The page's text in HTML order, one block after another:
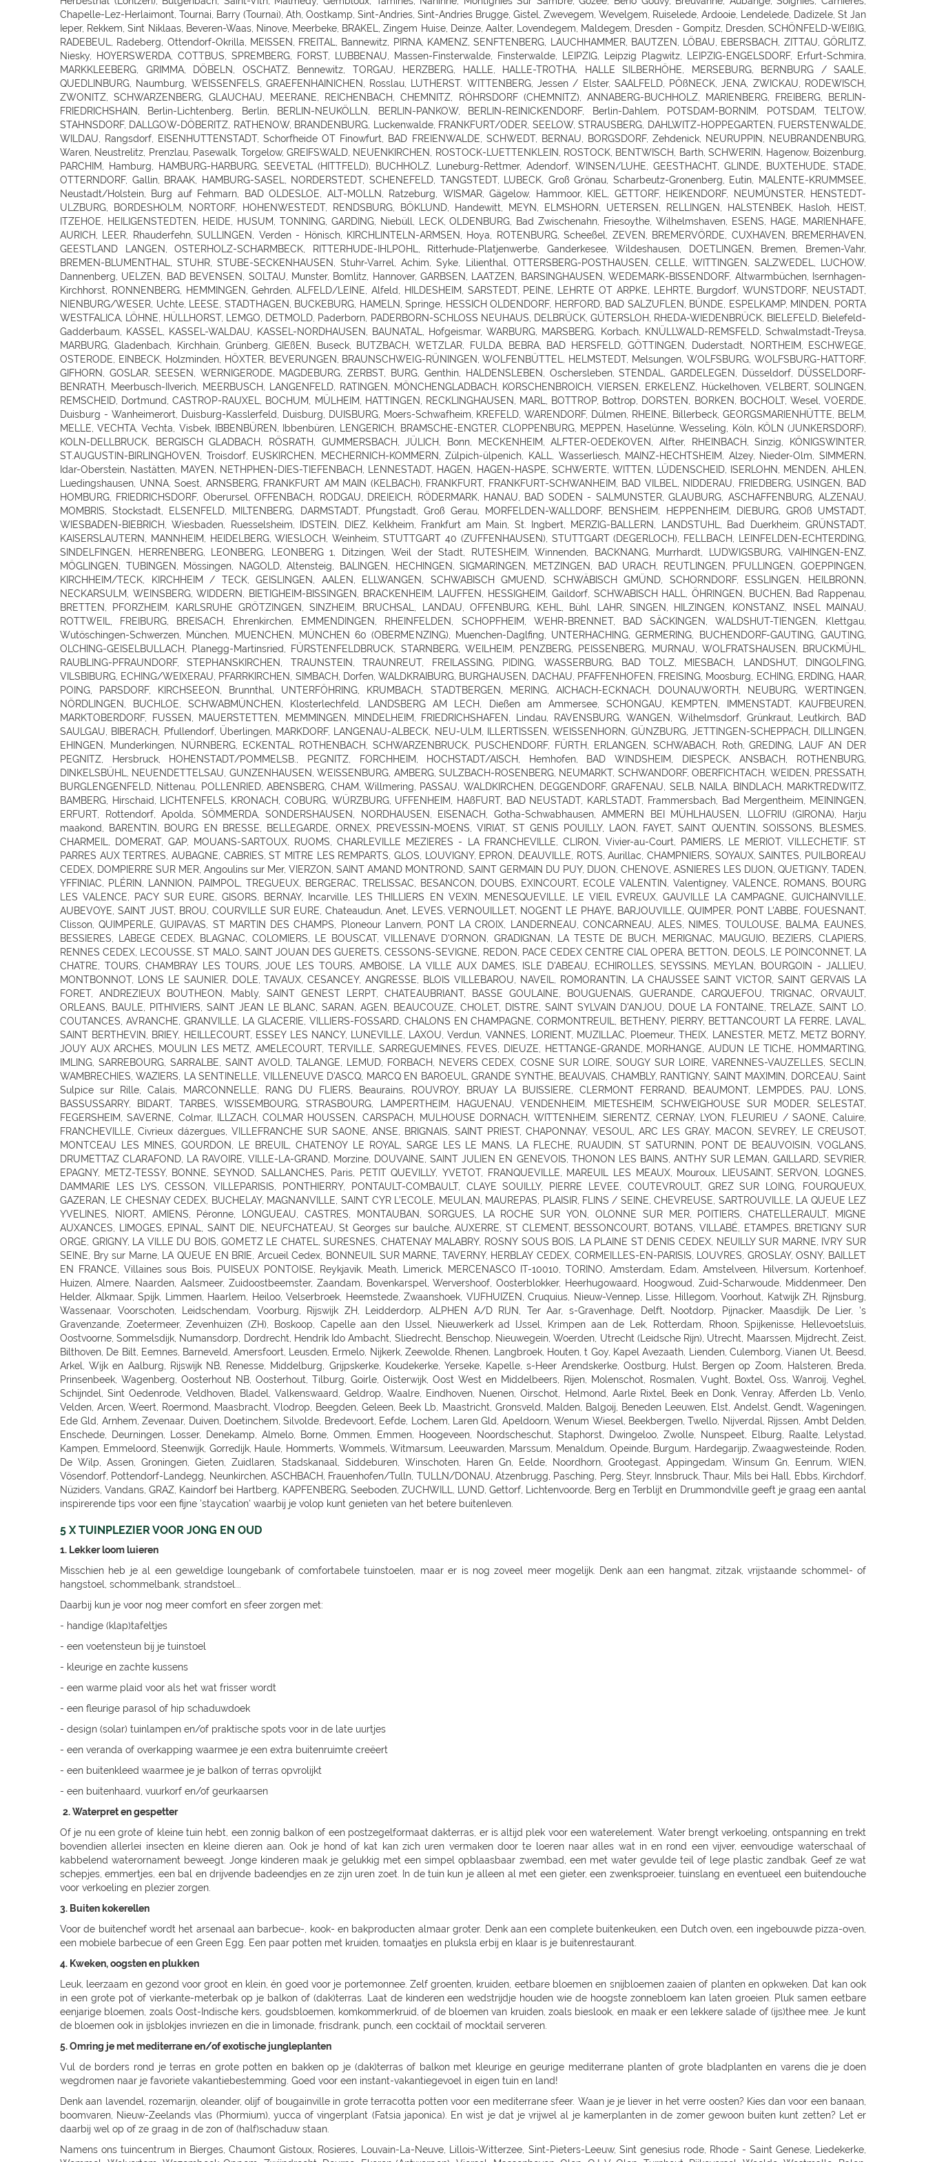
5 X TUINPLEZIER VOOR JONG EN OUD
1. Lekker loom luieren
Misschien heb je al een geweldige loungebank of comfortabele tuinstoelen, maar er is nog zoveel meer mogelijk. Denk aan een hangmat, zitzak, vrijstaande schommel- of
hangstoel, schommelbank, strandstoel...
Daarbij kun je voor nog meer comfort en sfeer zorgen met:
- handige (klap)tafeltjes
- een voetensteun bij je tuinstoel
- kleurige en zachte kussens
- een warme plaid voor als het wat frisser wordt
- een fleurige parasol of hip schaduwdoek
- design (solar) tuinlampen en/of praktische spots voor in de late uurtjes
- een veranda of overkapping waarmee je een extra buitenruimte creëert
- een buitenkleed waarmee je je balkon of terras opvrolijkt
- een buitenhaard, vuurkorf en/of geurkaarsen
2. Waterpret en gespetter
Of je nu een grote of kleine tuin hebt, een zonnig balkon of een postzegelformaat dakterras, er is altijd plek voor een waterelement. Water brengt verkoeling, ontspanning en trekt
bovendien allerlei insecten en kleine dieren aan. Ook je hond of kat kan zich uren vermaken door te loeren naar alles wat in en rond een vijver, eenvoudige waterschaal of
kabbelend waterornament beweegt. Jonge kinderen maak je gelukkig met een simpel opblaasbaar zwembad, een met water gevulde teil of lege plastic zandbak. Geef ze wat
schepjes, emmertjes, een bal en drijvende badeendjes en ze zijn uren zoet. In de tuin kun je alleen al met een gieter, een zwenksproeier, tuinslang en eventueel een buitendouche
voor verkoeling en plezier zorgen.
3. Buiten kokerellen
Voor de buitenchef wordt het arsenaal aan barbecue-, kook- en bakproducten almaar groter. Denk aan een complete buitenkeuken, een Dutch oven, een ingebouwde pizza-oven,
een mobiele barbecue of een Green Egg. Een paar potten met kruiden, tomaatjes en pluksla erbij en klaar is je buitenrestaurant.
4. Kweken, oogsten en plukken
Leuk, leerzaam en gezond voor groot en klein, én goed voor je portemonnee. Zelf groenten, kruiden, eetbare bloemen en snijbloemen zaaien of planten en opkweken. Dat kan ook
in een grote pot of vierkante-meterbak op je balkon of (dak)terras. Laat de kinderen een wedstrijdje houden wie de hoogste zonnebloem kan laten groeien. Pluk samen eetbare
eenjarige bloemen, zoals Oost-Indische kers, goudsbloemen, komkommerkruid, of de bloemen van kruiden, zoals bieslook, en maak er een lekkere salade of (ijs)thee mee. Je kunt
de bloemen ook in ijsblokjes invriezen en die in limonade, frisdrank, punch, een cocktail of mocktail serveren.
5. Omring je met mediterrane en/of exotische jungleplanten
Vul de borders rond je terras en grote potten en bakken op je (dak)terras of balkon met kleurige en geurige mediterrane planten of grote bladplanten en varens die je doen
wegdromen naar je favoriete vakantiebestemming. Goed voor een instant-vakantiegevoel in eigen tuin en land!
Denk aan lavendel, rozemarijn, oleander, olijf of bougainville in grote terracotta potten voor een mediterrane sfeer. Waan je je liever in het verre oosten? Kies dan voor een banaan,
boomvaren, Nieuw-Zeelands vlas (Phormium), yucca of vingerplant (Fatsia japonica). En wist je dat je vrijwel al je kamerplanten in de zomer gewoon buiten kunt zetten? Let er
daarbij wel op of ze graag in de zon of (half)schaduw staan.
Namens ons tuincentrum in Bierges, Chaumont Gistoux, Rosieres, Louvain-La-Neuve, Lillois-Witterzee, Sint-Pieters-Leeuw, Sint genesius rode, Rhode - Saint Genese, Liedekerke, Wemmel, Wolvertem, Wezembeek-Oppem, Zwijndrecht, Deurne, Ekeren (Antwerpen), Viersel, Massenhoven, Olen, O.L.V. Olen, Turnhout, Rijkevorsel, Weelde, Westmalle, Balen, Kontich, Kessel, Sint Katelijne Waver, Essen, Stabroek, Wuustwezel, Sint-Joris-Weert, Aarschot, Landen, Zoutleeuw, Zonhoven, Alken, Maaseik, Zutendaal, Tongeren, Sint-Truiden, Nieuwerkerken (Limb), Neerpelt, Lommel, Hamont-Achel, Hamont, Ham, Bree, Waremme, Saint-Georges-Sur-Meuse, Dalhem, Herbesthal (Lontzen), Butgenbach, Saint-Vith, Malmedy, Gembloux, Tamines, Naninne, Montignies Sur Sambre, Gozee, Beho Gouvy, Breuvanne, Aubange, Soignies, Carnieres, Chapelle-Lez-Herlaimont, Tournai, Barry (Tournai), Ath, Oostkamp, Sint-Andries, Sint-Andries Brugge, Gistel, Zwevegem, Wevelgem, Ruiselede, Ardooie, Lendelede, Dadizele, St Jan Ieper, Rekkem, Sint Niklaas, Beveren-Waas, Ninove, Meerbeke, BRAKEL, Zingem Huise, Deinze, Aalter, Lovendegem, Maldegem, Dresden - Gompitz, Dresden, SCHÖNFELD-WEIßIG, RADEBEUL, Radeberg, Ottendorf-Okrilla, MEISSEN, FREITAL, Bannewitz, PIRNA, KAMENZ, SENFTENBERG, LAUCHHAMMER, BAUTZEN, LÖBAU, EBERSBACH, ZITTAU, GÖRLITZ, Niesky, HOYERSWERDA, COTTBUS, SPREMBERG, FORST, LUBBENAU, Massen-Finsterwalde, Finsterwalde, LEIPZIG, Leipzig Plagwitz, LEIPZIG-ENGELSDORF, Erfurt-Schmira, MARKKLEEBERG, GRIMMA, DÖBELN, OSCHATZ, Bennewitz, TORGAU, HERZBERG, HALLE, HALLE-TROTHA, HALLE SILBERHÖHE, MERSEBURG, BERNBURG / SAALE, QUEDLINBURG, Naumburg, WEISSENFELS, GRAEFENHAINICHEN, Rosslau, LUTHERST. WITTENBERG, Jessen / Elster, SAALFELD, PÖßNECK, JENA, ZWICKAU, RODEWISCH, ZWONITZ, SCHWARZENBERG, GLAUCHAU, MEERANE, REICHENBACH, CHEMNITZ, RÖHRSDORF (CHEMNITZ), ANNABERG-BUCHHOLZ, MARIENBERG, FREIBERG, BERLIN-FRIEDRICHSHAIN, Berlin-Lichtenberg, Berlin, BERLIN-NEUKÖLLN, BERLIN-PANKOW, BERLIN-REINICKENDORF, Berlin-Dahlem, POTSDAM-BORNIM, POTSDAM, TELTOW, STAHNSDORF, DALLGOW-DÖBERITZ, RATHENOW, BRANDENBURG, Luckenwalde, FRANKFURT/ODER, SEELOW, STRAUSBERG, DAHLWITZ-HOPPEGARTEN, FUERSTENWALDE, WILDAU, Rangsdorf, EISENHUTTENSTADT, Schorfheide OT Finowfurt, BAD FREIENWALDE, SCHWEDT, BERNAU, BORGSDORF, Zehdenick, NEURUPPIN, NEUBRANDENBURG, Waren, Neustrelitz, Prenzlau, Pasewalk, Torgelow, GREIFSWALD, NEUENKIRCHEN, ROSTOCK-LUETTENKLEIN, ROSTOCK, BENTWISCH, Barth, SCHWERIN, Hagenow, Boizenburg, PARCHIM, Hamburg, HAMBURG-HARBURG, SEEVETAL (HITTFELD), BUCHHOLZ, Luneburg-Rettmer, Adendorf, WINSEN/LUHE, GEESTHACHT, GLINDE, BUXTEHUDE, STADE, OTTERNDORF, Gallin, BRAAK, HAMBURG-SASEL, NORDERSTEDT, SCHENEFELD, TANGSTEDT, LUBECK, Groß Grönau, Scharbeutz-Gronenberg, Eutin, MALENTE-KRUMMSEE, Neustadt/Holstein, Burg auf Fehmarn, BAD OLDESLOE, ALT-MOLLN, Ratzeburg, WISMAR, Gägelow, Hammoor, KIEL, GETTORF, HEIKENDORF, NEUMÜNSTER, HENSTEDT-ULZBURG, BORDESHOLM, NORTORF, HOHENWESTEDT, RENDSBURG, BÖKLUND, Handewitt, MEYN, ELMSHORN, UETERSEN, RELLINGEN, HALSTENBEK, Hasloh, HEIST, ITZEHOE, HEILIGENSTEDTEN, HEIDE, HUSUM, TONNING, GARDING, Niebüll, LECK, OLDENBURG, Bad Zwischenahn, Friesoythe, Wilhelmshaven, ESENS, HAGE, MARIENHAFE, AURICH, LEER, Rhauderfehn, SULLINGEN, Verden - Hönisch, KIRCHLINTELN-ARMSEN, Hoya, ROTENBURG, Scheeßel, ZEVEN, BREMERVÖRDE, CUXHAVEN, BREMERHAVEN, GEESTLAND LANGEN, OSTERHOLZ-SCHARMBECK, RITTERHUDE-IHLPOHL, Ritterhude-Platjenwerbe, Ganderkesee, Wildeshausen, DOETLINGEN, Bremen, Bremen-Vahr, BREMEN-BLUMENTHAL, STUHR, STUBE-SECKENHAUSEN, Stuhr-Varrel, Achim, Syke, Lilienthal, OTTERSBERG-POSTHAUSEN, CELLE, WITTINGEN, SALZWEDEL, LUCHOW, Dannenberg, UELZEN, BAD BEVENSEN, SOLTAU, Munster, Bomlitz, Hannover, GARBSEN, LAATZEN, BARSINGHAUSEN, WEDEMARK-BISSENDORF, Altwarmbüchen, Isernhagen-Kirchhorst, RONNENBERG, HEMMINGEN, Gehrden, ALFELD/LEINE, Alfeld, HILDESHEIM, SARSTEDT, PEINE, LEHRTE OT ARPKE, LEHRTE, Burgdorf, WUNSTDORF, NEUSTADT, NIENBURG/WESER, Uchte, LEESE, STADTHAGEN, BUCKEBURG, HAMELN, Springe, HESSICH OLDENDORF, HERFORD, BAD SALZUFLEN, BÜNDE, ESPELKAMP, MINDEN, PORTA WESTFALICA, LÖHNE, HÜLLHORST, LEMGO, DETMOLD, Paderborn, PADERBORN-SCHLOSS NEUHAUS, DELBRÜCK, GÜTERSLOH, RHEDA-WIEDENBRÜCK, BIELEFELD, Bielefeld-Gadderbaum, KASSEL, KASSEL-WALDAU, KASSEL-NORDHAUSEN, BAUNATAL, Hofgeismar, WARBURG, MARSBERG, Korbach, KNÜLLWALD-REMSFELD, Schwalmstadt-Treysa, MARBURG, Gladenbach, Kirchhain, Grünberg, GIEßEN, Buseck, BUTZBACH, WETZLAR, FULDA, BEBRA, BAD HERSFELD, GÖTTINGEN, Duderstadt, NORTHEIM, ESCHWEGE, OSTERODE, EINBECK, Holzminden, HÖXTER, BEVERUNGEN, BRAUNSCHWEIG-RÜNINGEN, WOLFENBÜTTEL, HELMSTEDT, Melsungen, WOLFSBURG, WOLFSBURG-HATTORF, GIFHORN, GOSLAR, SEESEN, WERNIGERODE, MAGDEBURG, ZERBST, BURG, Genthin, HALDENSLEBEN, Oschersleben, STENDAL, GARDELEGEN, Düsseldorf, DÜSSELDORF-BENRATH, Meerbusch-IIverich, MEERBUSCH, LANGENFELD, RATINGEN, MÖNCHENGLADBACH, KORSCHENBROICH, VIERSEN, ERKELENZ, Hückelhoven, VELBERT, SOLINGEN, REMSCHEID, Dortmund, CASTROP-RAUXEL, BOCHUM, MÜLHEIM, HATTINGEN, RECKLINGHAUSEN, MARL, BOTTROP, Bottrop, DORSTEN, BORKEN, BOCHOLT, Wesel, VOERDE, Duisburg - Wanheimerort, Duisburg-Kasslerfeld, Duisburg, DUISBURG, Moers-Schwafheim, KREFELD, WARENDORF, Dülmen, RHEINE, Billerbeck, GEORGSMARIENHÜTTE, BELM, MELLE, VECHTA, Vechta, Visbek, IBBENBÜREN, Ibbenbüren, LENGERICH, BRAMSCHE-ENGTER, CLOPPENBURG, MEPPEN, Haselünne, Wesseling, Köln, KÖLN (JUNKERSDORF), KOLN-DELLBRUCK, BERGISCH GLADBACH, RÖSRATH, GUMMERSBACH, JÜLICH, Bonn, MECKENHEIM, ALFTER-OEDEKOVEN, Alfter, RHEINBACH, Sinzig, KÖNIGSWINTER, ST.AUGUSTIN-BIRLINGHOVEN, Troisdorf, EUSKIRCHEN, MECHERNICH-KOMMERN, Zülpich-ülpenich, KALL, Wasserliesch, MAINZ-HECHTSHEIM, Alzey, Nieder-Olm, SIMMERN, Idar-Oberstein, Nastätten, MAYEN, NETHPHEN-DIES-TIEFENBACH, LENNESTADT, HAGEN, HAGEN-HASPE, SCHWERTE, WITTEN, LÜDENSCHEID, ISERLOHN, MENDEN, AHLEN, Luedingshausen, UNNA, Soest, ARNSBERG, FRANKFURT AM MAIN (KELBACH), FRANKFURT, FRANKFURT-SCHWANHEIM, BAD VILBEL, NIDDERAU, FRIEDBERG, USINGEN, BAD HOMBURG, FRIEDRICHSDORF, Oberursel, OFFENBACH, RODGAU, DREIEICH, RÖDERMARK, HANAU, BAD SODEN - SALMUNSTER, GLAUBURG, ASCHAFFENBURG, ALZENAU, MOMBRIS, Stockstadt, ELSENFELD, MILTENBERG, DARMSTADT, Pfungstadt, Groß Gerau, MORFELDEN-WALLDORF, BENSHEIM, HEPPENHEIM, DIEBURG, GROß UMSTADT, WIESBADEN-BIEBRICH, Wiesbaden, Ruesselsheim, IDSTEIN, DIEZ, Kelkheim, Frankfurt am Main, St. Ingbert, MERZIG-BALLERN, LANDSTUHL, Bad Duerkheim, GRÜNSTADT, KAISERSLAUTERN, MANNHEIM, HEIDELBERG, WIESLOCH, Weinheim, STUTTGART 40 (ZUFFENHAUSEN), STUTTGART (DEGERLOCH), FELLBACH, LEINFELDEN-ECHTERDING, SINDELFINGEN, HERRENBERG, LEONBERG, LEONBERG 1, Ditzingen, Weil der Stadt, RUTESHEIM, Winnenden, BACKNANG, Murrhardt, LUDWIGSBURG, VAIHINGEN-ENZ, MÖGLINGEN, TUBINGEN, Mössingen, NAGOLD, Altensteig, BALINGEN, HECHINGEN, SIGMARINGEN, METZINGEN, BAD URACH, REUTLINGEN, PFULLINGEN, GOEPPINGEN, KIRCHHEIM/TECK, KIRCHHEIM / TECK, GEISLINGEN, AALEN, ELLWANGEN, SCHWABISCH GMUEND, SCHWÄBISCH GMÜND, SCHORNDORF, ESSLINGEN, HEILBRONN, NECKARSULM, WEINSBERG, WIDDERN, BIETIGHEIM-BISSINGEN, BRACKENHEIM, LAUFFEN, HESSIGHEIM, Gaildorf, SCHWABISCH HALL, ÖHRINGEN, BUCHEN, Bad Rappenau, BRETTEN, PFORZHEIM, KARLSRUHE GRÖTZINGEN, SINZHEIM, BRUCHSAL, LANDAU, OFFENBURG, KEHL, Bühl, LAHR, SINGEN, HILZINGEN, KONSTANZ, INSEL MAINAU, ROTTWEIL, FREIBURG, BREISACH, Ehrenkirchen, EMMENDINGEN, RHEINFELDEN, SCHOPFHEIM, WEHR-BRENNET, BAD SÄCKINGEN, WALDSHUT-TIENGEN, Klettgau, Wutöschingen-Schwerzen, München, MUENCHEN, MÜNCHEN 60 (OBERMENZING), Muenchen-Daglfing, UNTERHACHING, GERMERING, BUCHENDORF-GAUTING, GAUTING, OLCHING-GEISELBULLACH, Planegg-Martinsried, FÜRSTENFELDBRUCK, STARNBERG, WEILHEIM, PENZBERG, PEISSENBERG, MURNAU, WOLFRATSHAUSEN, BRUCKMÜHL, RAUBLING-PFRAUNDORF, STEPHANSKIRCHEN, TRAUNSTEIN, TRAUNREUT, FREILASSING, PIDING, WASSERBURG, BAD TOLZ, MIESBACH, LANDSHUT, DINGOLFING, VILSBIBURG, ECHING/WEIXERAU, PFARRKIRCHEN, SIMBACH, Dorfen, WALDKRAIBURG, BURGHAUSEN, DACHAU, PFAFFENHOFEN, FREISING, Moosburg, ECHING, ERDING, HAAR, POING, PARSDORF, KIRCHSEEON, Brunnthal, UNTERFÖHRING, KRUMBACH, STADTBERGEN, MERING, AICHACH-ECKNACH, DOUNAUWORTH, NEUBURG, WERTINGEN, NÖRDLINGEN, BUCHLOE, SCHWABMÜNCHEN, Klosterlechfeld, LANDSBERG AM LECH, Dießen am Ammersee, SCHONGAU, KEMPTEN, IMMENSTADT, KAUFBEUREN, MARKTOBERDORF, FUSSEN, MAUERSTETTEN, MEMMINGEN, MINDELHEIM, FRIEDRICHSHAFEN, Lindau, RAVENSBURG, WANGEN, Wilhelmsdorf, Grünkraut, Leutkirch, BAD SAULGAU, BIBERACH, Pfullendorf, Überlingen, MARKDORF, LANGENAU-ALBECK, NEU-ULM, ILLERTISSEN, WEISSENHORN, GÜNZBURG, JETTINGEN-SCHEPPACH, DILLINGEN, EHINGEN, Munderkingen, NÜRNBERG, ECKENTAL, ROTHENBACH, SCHWARZENBRUCK, PUSCHENDORF, FÜRTH, ERLANGEN, SCHWABACH, Roth, GREDING, LAUF AN DER PEGNITZ, Hersbruck, HOHENSTADT/POMMELSB., PEGNITZ, FORCHHEIM, HOCHSTADT/AISCH, Hemhofen, BAD WINDSHEIM, DIESPECK, ANSBACH, ROTHENBURG, DINKELSBÜHL, NEUENDETTELSAU, GUNZENHAUSEN, WEISSENBURG, AMBERG, SULZBACH-ROSENBERG, NEUMARKT, SCHWANDORF, OBERFICHTACH, WEIDEN, PRESSATH, BURGLENGENFELD, Nittenau, POLLENRIED, ABENSBERG, CHAM, Willmering, PASSAU, WALDKIRCHEN, DEGGENDORF, GRAFENAU, SELB, NAILA, BINDLACH, MARKTREDWITZ, BAMBERG, Hirschaid, LICHTENFELS, KRONACH, COBURG, WÜRZBURG, UFFENHEIM, HAßFURT, BAD NEUSTADT, KARLSTADT, Frammersbach, Bad Mergentheim, MEININGEN, ERFURT, Rottendorf, Apolda, SÖMMERDA, SONDERSHAUSEN, NORDHAUSEN, EISENACH, Gotha-Schwabhausen, AMMERN BEI MÜHLHAUSEN, LLOFRIU (GIRONA), Harju maakond, BARENTIN, BOURG EN BRESSE, BELLEGARDE, ORNEX, PREVESSIN-MOENS, VIRIAT, ST GENIS POUILLY, LAON, FAYET, SAINT QUENTIN, SOISSONS, BLESMES, CHARMEIL, DOMERAT, GAP, MOUANS-SARTOUX, RUOMS, CHARLEVILLE MEZIERES - LA FRANCHEVILLE, CLIRON, Vivier-au-Court, PAMIERS, LE MERIOT, VILLECHETIF, ST PARRES AUX TERTRES, AUBAGNE, CABRIES, ST MITRE LES REMPARTS, GLOS, LOUVIGNY, EPRON, DEAUVILLE, ROTS, Aurillac, CHAMPNIERS, SOYAUX, SAINTES, PUILBOREAU CEDEX, DOMPIERRE SUR MER, Angoulins sur Mer, VIERZON, SAINT AMAND MONTROND, SAINT GERMAIN DU PUY, DIJON, CHENOVE, ASNIERES LES DIJON, QUETIGNY, TADEN, YFFI